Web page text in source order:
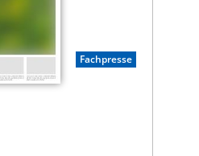
Fachpresse